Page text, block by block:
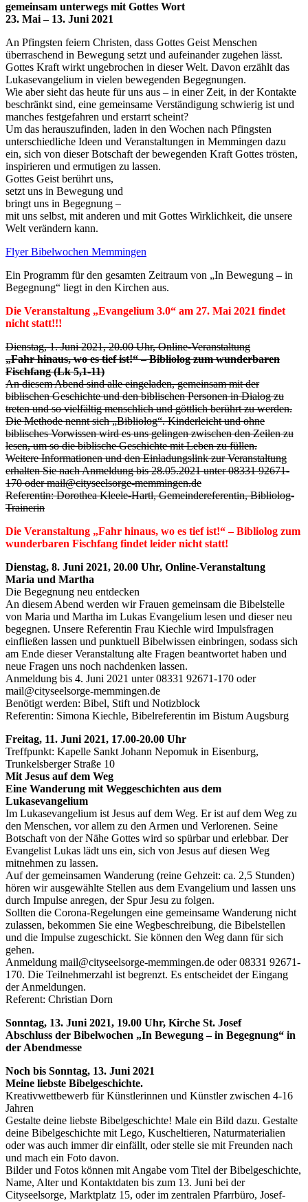
gemeinsam unterwegs mit Gottes Wort
23. Mai – 13. Juni 2021
An Pfingsten feiern Christen, dass Gottes Geist Menschen
überraschend in Bewegung setzt und aufeinander zugehen lässt.
Gottes Kraft wirkt ungebrochen in dieser Welt. Davon erzählt das
Lukasevangelium in vielen bewegenden Begegnungen.
Wie aber sieht das heute für uns aus – in einer Zeit, in der Kontakte
beschränkt sind, eine gemeinsame Verständigung schwierig ist und
manches festgefahren und erstarrt scheint?
Um das herauszufinden, laden in den Wochen nach Pfingsten
unterschiedliche Ideen und Veranstaltungen in Memmingen dazu
ein, sich von dieser Botschaft der bewegenden Kraft Gottes trösten,
inspirieren und ermutigen zu lassen.
Gottes Geist berührt uns,
setzt uns in Bewegung und
bringt uns in Begegnung –
mit uns selbst, mit anderen und mit Gottes Wirklichkeit, die unsere
Welt verändern kann.
Flyer Bibelwochen Memmingen
Ein Programm für den gesamten Zeitraum von „In Bewegung – in
Begegnung“ liegt in den Kirchen aus.
Die Veranstaltung „Evangelium 3.0“ am 27. Mai 2021 findet
nicht statt!!!
Dienstag, 1. Juni 2021, 20.00 Uhr, Online-Veranstaltung
„Fahr hinaus, wo es tief ist!“ – Bibliolog zum wunderbaren
Fischfang (Lk 5,1-11)
An diesem Abend sind alle eingeladen, gemeinsam mit der
biblischen Geschichte und den biblischen Personen in Dialog zu
treten und so vielfältig menschlich und göttlich berührt zu werden.
Die Methode nennt sich „Bibliolog“. Kinderleicht und ohne
biblisches Vorwissen wird es uns gelingen zwischen den Zeilen zu
lesen, um so die biblische Geschichte mit Leben zu füllen.
Weitere Informationen und den Einladungslink zur Veranstaltung
erhalten Sie nach Anmeldung bis 28.05.2021 unter 08331 92671-
170 oder mail@cityseelsorge-memmingen.de
Referentin: Dorothea Kleele-Hartl, Gemeindereferentin, Bibliolog-
Trainerin
Die Veranstaltung „Fahr hinaus, wo es tief ist!“ – Bibliolog zum
wunderbaren Fischfang findet leider nicht statt!
Dienstag, 8. Juni 2021, 20.00 Uhr, Online-Veranstaltung
Maria und Martha
Die Begegnung neu entdecken
An diesem Abend werden wir Frauen gemeinsam die Bibelstelle
von Maria und Martha im Lukas Evangelium lesen und dieser neu
begegnen. Unsere Referentin Frau Kiechle wird Impulsfragen
einfließen lassen und punktuell Bibelwissen einbringen, sodass sich
am Ende dieser Veranstaltung alte Fragen beantwortet haben und
neue Fragen uns noch nachdenken lassen.
Anmeldung bis 4. Juni 2021 unter 08331 92671-170 oder
mail@cityseelsorge-memmingen.de
Benötigt werden: Bibel, Stift und Notizblock
Referentin: Simona Kiechle, Bibelreferentin im Bistum Augsburg
Freitag, 11. Juni 2021, 17.00-20.00 Uhr
Treffpunkt: Kapelle Sankt Johann Nepomuk in Eisenburg,
Trunkelsberger Straße 10
Mit Jesus auf dem Weg
Eine Wanderung mit Weggeschichten aus dem
Lukasevangelium
Im Lukasevangelium ist Jesus auf dem Weg. Er ist auf dem Weg zu
den Menschen, vor allem zu den Armen und Verlorenen. Seine
Botschaft von der Nähe Gottes wird so spürbar und erlebbar. Der
Evangelist Lukas lädt uns ein, sich von Jesus auf diesen Weg
mitnehmen zu lassen.
Auf der gemeinsamen Wanderung (reine Gehzeit: ca. 2,5 Stunden)
hören wir ausgewählte Stellen aus dem Evangelium und lassen uns
durch Impulse anregen, der Spur Jesu zu folgen.
Sollten die Corona-Regelungen eine gemeinsame Wanderung nicht
zulassen, bekommen Sie eine Wegbeschreibung, die Bibelstellen
und die Impulse zugeschickt. Sie können den Weg dann für sich
gehen.
Anmeldung mail@cityseelsorge-memmingen.de oder 08331 92671-
170. Die Teilnehmerzahl ist begrenzt. Es entscheidet der Eingang
der Anmeldungen.
Referent: Christian Dorn
Sonntag, 13. Juni 2021, 19.00 Uhr, Kirche St. Josef
Abschluss der Bibelwochen „In Bewegung – in Begegnung“ in
der Abendmesse
Noch bis Sonntag, 13. Juni 2021
Meine liebste Bibelgeschichte.
Kreativwettbewerb für Künstlerinnen und Künstler zwischen 4-16
Jahren
Gestalte deine liebste Bibelgeschichte! Male ein Bild dazu. Gestalte
deine Bibelgeschichte mit Lego, Kuscheltieren, Naturmaterialien
oder was auch immer dir einfällt, oder stelle sie mit Freunden nach
und mach ein Foto davon.
Bilder und Fotos können mit Angabe vom Titel der Bibelgeschichte,
Name, Alter und Kontaktdaten bis zum 13. Juni bei der
Cityseelsorge, Marktplatz 15, oder im zentralen Pfarrbüro, Josef-